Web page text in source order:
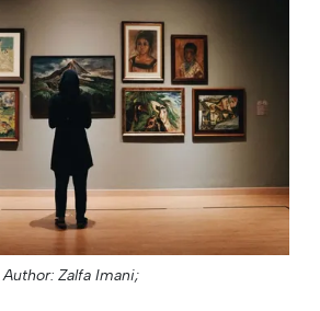
Author: Zalfa Imani;